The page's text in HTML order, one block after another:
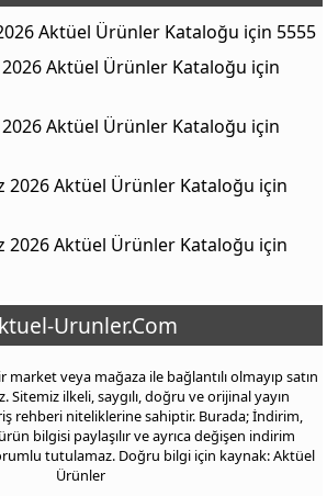
Aktüel Ürünler Kataloğu için 5555
Aktüel Ürünler Kataloğu için
Aktüel Ürünler Kataloğu için
2026 Aktüel Ürünler Kataloğu için
2026 Aktüel Ürünler Kataloğu için
Urunler.Com
market veya mağaza ile bağlantılı olmayıp satın
Sitemiz ilkeli, saygılı, doğru ve orijinal yayın
rehberi niteliklerine sahiptir. Burada; İndirim,
bilgisi paylaşılır ve ayrıca değişen indirim
tutulamaz. Doğru bilgi için kaynak: Aktüel
Ürünler